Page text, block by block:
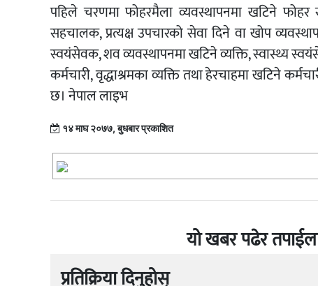
पहिले चरणमा फोहरमैला व्यवस्थापनमा खटिने
सहचालक, प्रत्यक्ष उपचारको सेवा दिने वा खोप
स्वयंसेवक, शव व्यवस्थापनमा खटिने व्यक्ति, स्वास्थ्य
कर्मचारी, वृद्धाश्रमका व्यक्ति तथा हेरचाहमा खटिने
छ। नेपाल लाइभ
१४ माघ २०७७, बुधबार प्रकाशित
यो खबर पढेर
प्रतिक्रिया दिनुहोस्